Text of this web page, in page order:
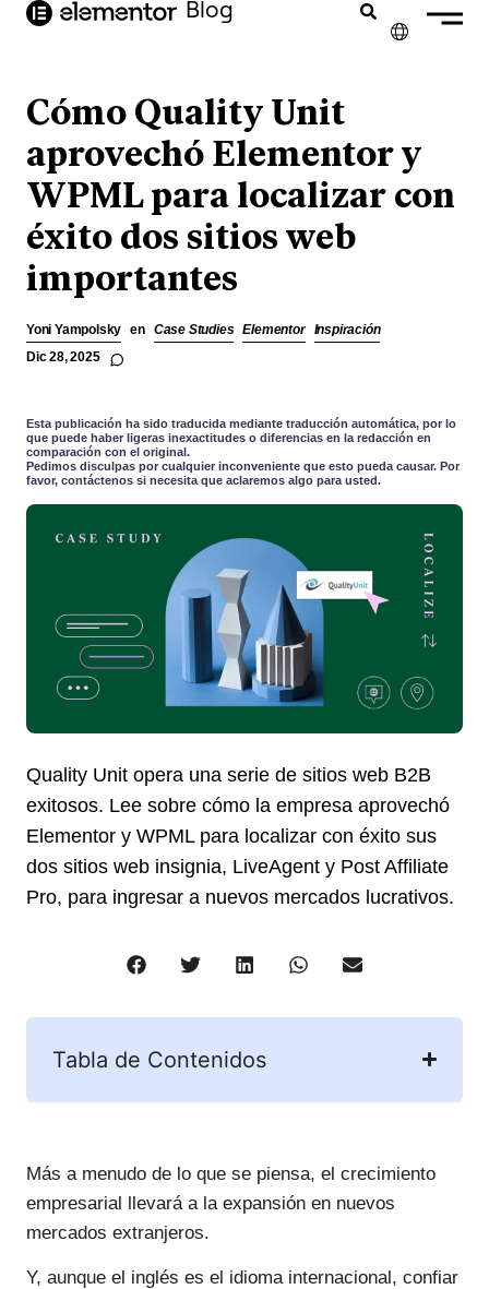
contenido Blog
ENGLISH
FRANÇAIS
NEDERLANDS
DEUTSCH
Cómo Quality Unit
aprovechó Elementor y
WPML para localizar con
éxito dos sitios web
importantes
Yoni Yampolsky en Case Studies Elementor Inspiración
Dic 28, 2025
Esta publicación ha sido traducida mediante traducción automática, por lo
que puede haber ligeras inexactitudes o diferencias en la redacción en
comparación con el original.
Pedimos disculpas por cualquier inconveniente que esto pueda causar. Por
favor, contáctenos si necesita que aclaremos algo para usted.
Quality Unit opera una serie de sitios web B2B
exitosos. Lee sobre cómo la empresa aprovechó
Elementor y WPML para localizar con éxito sus
dos sitios web insignia, LiveAgent y Post Affiliate
Pro, para ingresar a nuevos mercados lucrativos.
Tabla de Contenidos
Más a menudo de lo que se piensa, el crecimiento
empresarial llevará a la expansión en nuevos
mercados extranjeros.
Y, aunque el inglés es el idioma internacional, confiar